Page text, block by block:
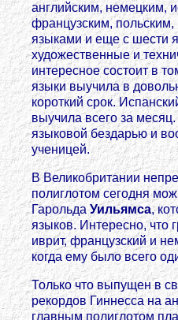
английским, немецким,
французским, польским,
языками и еще с шести
художественные и
интересное состоит в
языки выучила в
короткий срок.
выучила всего за
языковой бездарью и
ученицей.
В Великобритании
полиглотом сегодня
ГарольдаУильямса,
языков. Интересно, что
иврит, французский и
когда ему было всего
Только что выпущен в
рекордов Гиннесса на
главным полиглотом